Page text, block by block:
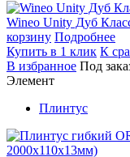
Wineo Unity Дуб
корзину Подробнее
Купить в 1 клик К
В избранное Под
Элемент
Плинтус